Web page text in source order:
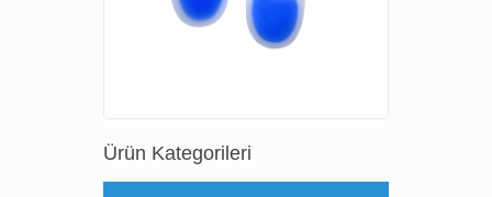
Ürün Kategorileri